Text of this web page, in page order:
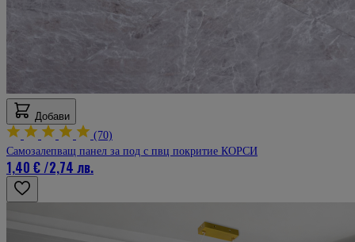
Добави
(70)
Самозалепващ панел за под с пвц покритие КОРСИ
1,40 € /2,74 лв.